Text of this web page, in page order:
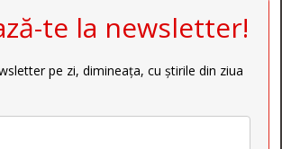
te la newsletter!
pe zi, dimineața, cu știrile din ziua